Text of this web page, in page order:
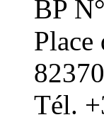
BP
Tél.